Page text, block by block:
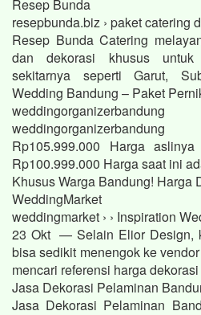
Resep Bunda
resepbunda.biz › paket catering
Resep Bunda Catering
dan dekorasi khusus
sekitarnya seperti Garut,
Wedding Bandung – Paket
weddingorganizerbandung
weddingorganizerbandung
Rp105.999.000 Harga
Rp100.999.000 Harga saat ini
Khusus Warga Bandung! Harga
WeddingMarket
weddingmarket › › Inspiration
23 Okt — Selain Elior Design,
bisa sedikit menengok ke
mencari referensi harga
Jasa Dekorasi Pelaminan
Jasa Dekorasi Pelaminan